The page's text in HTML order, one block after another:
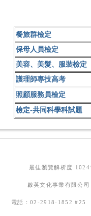
餐旅群檢定
保母人員檢定
美容、美髮、服裝檢定
護理師專技高考
照顧服務員檢定
檢定-共同科學科試題
最佳瀏覽解析度
啟英文化事業有限公
電話：02-2918-1852